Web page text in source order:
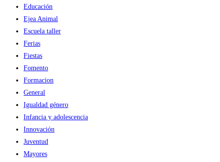
Educación
Ejea Animal
Escuela taller
Ferias
Fiestas
Fomento
Formacion
General
Igualdad género
Infancia y adolescencia
Innovación
Juventud
Mayores